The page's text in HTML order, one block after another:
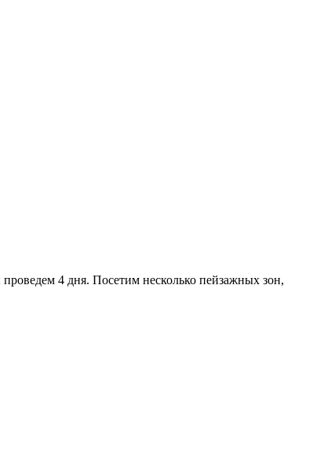
4 дня. Посетим несколько пейзажных зон,